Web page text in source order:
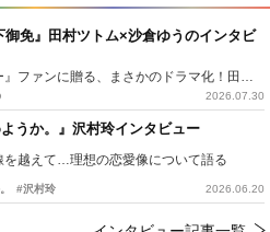
御免』田村ツトム×沙倉ゆうのインタビ
『侍タイムスリッパー』ファンに贈る、まさかのドラマ化！田村ツトム×沙倉ゆうのが語る『心配無用ノ介』撮影秘話
2026.07.30
ようか。』沢村玲インタビュー
を越えて…理想の恋愛像について語る
#沢村玲 2026.06.20